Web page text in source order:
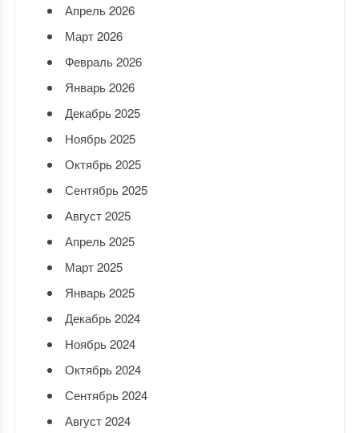
Апрель 2026
Март 2026
Февраль 2026
Январь 2026
Декабрь 2025
Ноябрь 2025
Октябрь 2025
Сентябрь 2025
Август 2025
Апрель 2025
Март 2025
Январь 2025
Декабрь 2024
Ноябрь 2024
Октябрь 2024
Сентябрь 2024
Август 2024